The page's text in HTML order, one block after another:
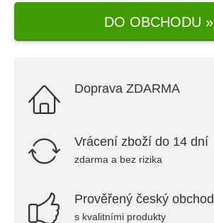
DO OBCHODU »
Doprava ZDARMA
Vrácení zboží do 14 dní
zdarma a bez rizika
Prověřený český obchod
s kvalitními produkty